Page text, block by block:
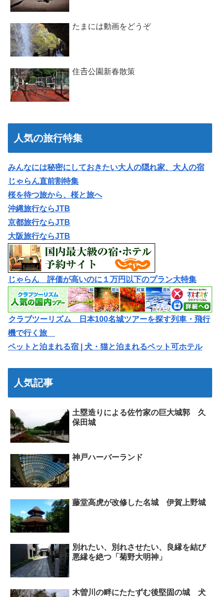
たまには動画をどうぞ
住𠮷公園新春散策
人気の旅行特集
みんなには秘密にしておきたい大人の隠れ家、大人の宿
じゃらん直前割特集
桜を待つ旅から、桜と旅へ
沖縄旅行ならJTB
京都旅行ならJTB
大阪旅行ならJTB
じゃらん 評価が高いのに１万円以下のプラン大特集
クラブツーリズム 日本100名城ツアーを探す列車・飛行
機で行く旅
ペットと泊まれる宿 | 犬・猫と泊まれるペット可ホテル
人気記事
土塁造りによる佐竹家の巨大城郭 久
保田城
神戸ハーバーランド
藤堂高虎が改修した名城 伊賀上野城
別れたい、別れさせたい、良縁を結び
悪縁を絶つ「菊野大明神」
木曽川の畔にたたずむ後堅固の城 犬